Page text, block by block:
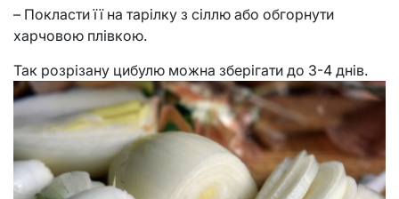
– Покласти її на тарілку з сіллю або обгорнути
харчовою плівкою.
Так розрізану цибулю можна зберігати до 3-4 днів.